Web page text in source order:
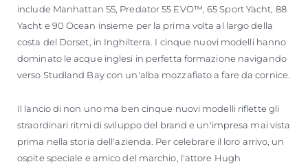
include Manhattan 55, Predator 55 EVO™, 65 Sport Yacht, 88
Yacht e 90 Ocean insieme per la prima volta al largo della
costa del Dorset, in Inghilterra. I cinque nuovi modelli hanno
dominato le acque inglesi in perfetta formazione navigando
verso Studland Bay con un'alba mozzafiato a fare da cornice.
Il lancio di non uno ma ben cinque nuovi modelli riflette gli
straordinari ritmi di sviluppo del brand e un'impresa mai vista
prima nella storia dell'azienda. Per celebrare il loro arrivo, un
ospite speciale e amico del marchio, l'attore Hugh